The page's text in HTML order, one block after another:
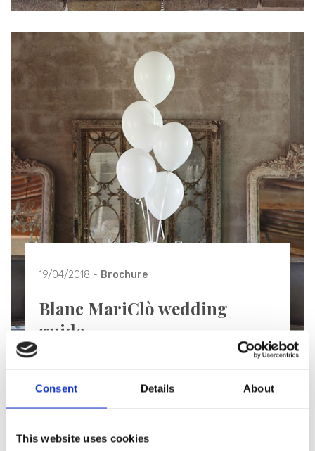
Consent Details About
This website uses cookies
19/04/2018 - Brochure
Blanc MariClò wedding
guide
Scopri di più